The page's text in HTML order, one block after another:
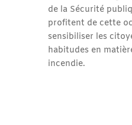
de la Sécurité
profitent de cette
sensibiliser les
habitudes en
incendie.